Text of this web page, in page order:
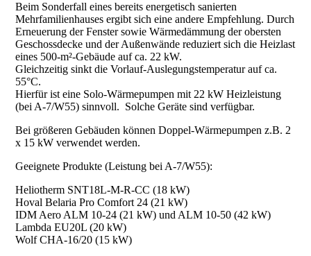
Beim Sonderfall eines bereits energetisch sanierten
Mehrfamilienhauses ergibt sich eine andere Empfehlung. Durch
Erneuerung der Fenster sowie Wärmedämmung der obersten
Geschossdecke und der Außenwände reduziert sich die Heizlast
eines 500-m²-Gebäude auf ca. 22 kW.
Gleichzeitig sinkt die Vorlauf-Auslegungstemperatur auf ca.
55°C.
Hierfür ist eine Solo-Wärmepumpen mit 22 kW Heizleistung
(bei A-7/W55) sinnvoll. Solche Geräte sind verfügbar.
Bei größeren Gebäuden können Doppel-Wärmepumpen z.B. 2
x 15 kW verwendet werden.
Geeignete Produkte (Leistung bei A-7/W55):
Heliotherm SNT18L-M-R-CC (18 kW)
Hoval Belaria Pro Comfort 24 (21 kW)
IDM Aero ALM 10-24 (21 kW) und ALM 10-50 (42 kW)
Lambda EU20L (20 kW)
Wolf CHA-16/20 (15 kW)